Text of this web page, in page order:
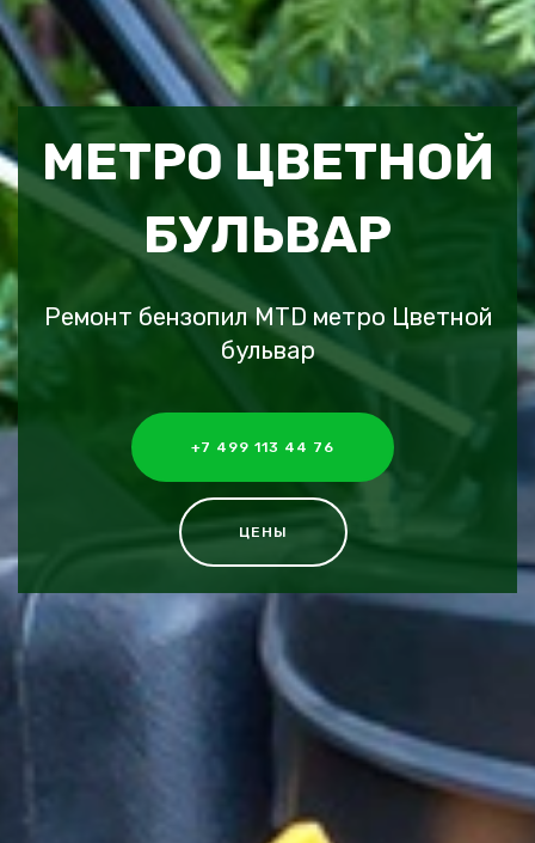
МЕТРО ЦВЕТНОЙ
БУЛЬВАР
Ремонт бензопил MTD метро Цветной
бульвар
+7 499 113 44 76
ЦЕНЫ